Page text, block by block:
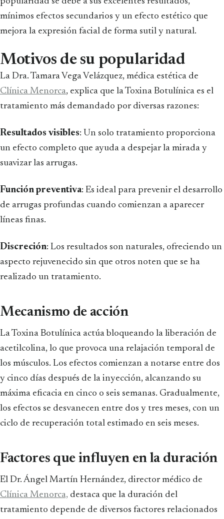
mínimos efectos secundarios y un efecto estético que
mejora la expresión facial de forma sutil y natural.
Motivos de su popularidad
La Dra. Tamara Vega Velázquez, médica estética de
Clínica Menorca, explica que la Toxina Botulínica es el
tratamiento más demandado por diversas razones:
Resultados visibles: Un solo tratamiento proporciona
un efecto completo que ayuda a despejar la mirada y
suavizar las arrugas.
Función preventiva: Es ideal para prevenir el desarrollo
de arrugas profundas cuando comienzan a aparecer
líneas finas.
Discreción: Los resultados son naturales, ofreciendo un
aspecto rejuvenecido sin que otros noten que se ha
realizado un tratamiento.
Mecanismo de acción
La Toxina Botulínica actúa bloqueando la liberación de
acetilcolina, lo que provoca una relajación temporal de
los músculos. Los efectos comienzan a notarse entre dos
y cinco días después de la inyección, alcanzando su
máxima eficacia en cinco o seis semanas. Gradualmente,
los efectos se desvanecen entre dos y tres meses, con un
ciclo de recuperación total estimado en seis meses.
Factores que influyen en la duración
El Dr. Ángel Martín Hernández, director médico de
Clínica Menorca, destaca que la duración del
tratamiento depende de diversos factores relacionados